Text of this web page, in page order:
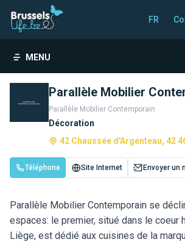
FR
MENU
Parallèle Mobilier
Parallèle Mobilier Contemporain
Décoration
42 Chaussée d'Argenteau, 42
Téléphone Site Internet Envoyer un
Parallèle Mobilier Contemporain se
espaces: le premier, situé dans le coeur
Liège, est dédié aux cuisines de la